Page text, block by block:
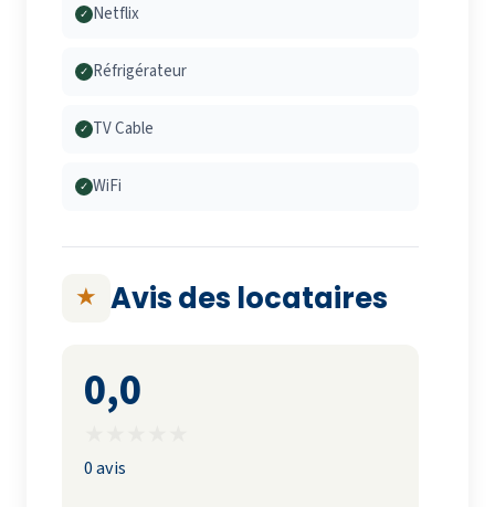
✓ Netflix
✓ Réfrigérateur
✓ TV Cable
✓ WiFi
★ Avis des locataires
0,0
0 avis